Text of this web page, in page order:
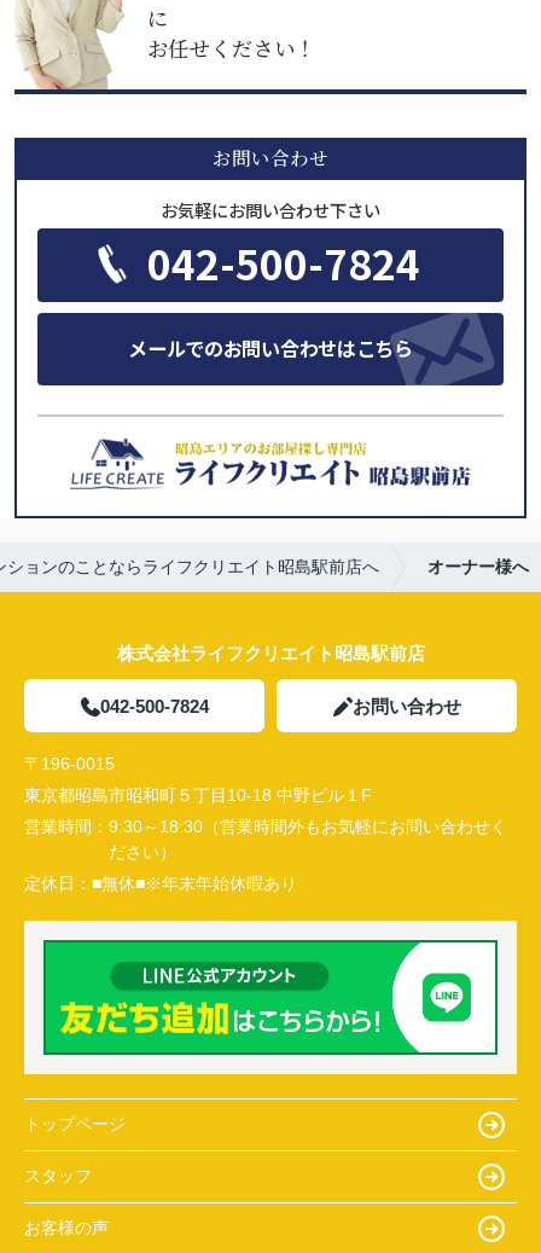
に
お任せください！
お問い合わせ
お気軽にお問い合わせ下さい
042-500-7824
メールでのお問い合わせはこちら
ションのことならライフクリエイト昭島駅前店へ オーナー様へ
株式会社ライフクリエイト昭島駅前店
042-500-7824 お問い合わせ
〒196-0015
東京都昭島市昭和町５丁目10-18 中野ビル１F
営業時間： 9:30～18:30（営業時間外もお気軽にお問い合わせく
ださい）
定休日： ■無休■※年末年始休暇あり
トップページ
スタッフ
お客様の声